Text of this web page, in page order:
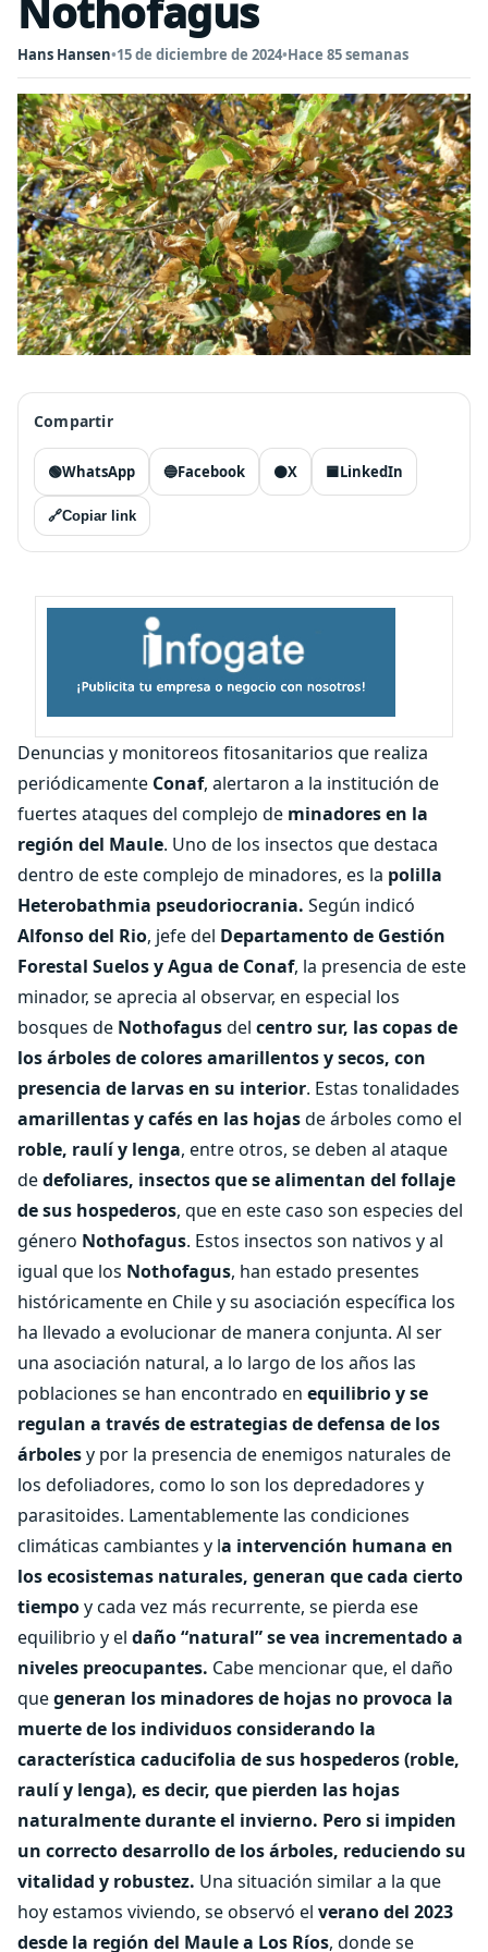
Nothofagus
Hans Hansen•15 de diciembre de 2024•Hace 85 semanas
Compartir
🟢WhatsApp 🔵Facebook ⚫X 🟦LinkedIn
🔗Copiar link
Denuncias y monitoreos fitosanitarios que realiza
periódicamente Conaf, alertaron a la institución de
fuertes ataques del complejo de minadores en la
región del Maule. Uno de los insectos que destaca
dentro de este complejo de minadores, es la polilla
Heterobathmia pseudoriocrania. Según indicó
Alfonso del Rio, jefe del Departamento de Gestión
Forestal Suelos y Agua de Conaf, la presencia de este
minador, se aprecia al observar, en especial los
bosques de Nothofagusdel centro sur, las copas de
los árboles de colores amarillentos y secos, con
presencia de larvas en su interior. Estas tonalidades
amarillentas y cafés en las hojasde árboles como el
roble, raulí y lenga, entre otros, se deben al ataque
dedefoliares, insectos que se alimentan del follaje
de sus hospederos, que en este caso son especies del
género Nothofagus. Estos insectos son nativos y al
igual que los Nothofagus, han estado presentes
históricamente en Chile y su asociación específica los
ha llevado a evolucionar de manera conjunta. Al ser
una asociación natural, a lo largo de los años las
poblaciones se han encontrado en equilibrio y se
regulan a través de estrategias de defensa de los
árbolesy por la presencia de enemigos naturales de
los defoliadores, como lo son los depredadores y
parasitoides. Lamentablemente las condiciones
climáticas cambiantes y la intervención humana en
los ecosistemas naturales, generan que cada cierto
tiempoy cada vez más recurrente, se pierda ese
equilibrio y el daño “natural” se vea incrementado a
niveles preocupantes. Cabe mencionar que, el daño
quegeneran los minadores de hojas no provoca la
muerte de los individuos considerando la
característica caducifolia de sus hospederos (roble,
raulí y lenga), es decir, que pierden las hojas
naturalmente durante el invierno. Pero si impiden
un correcto desarrollo de los árboles, reduciendo su
vitalidad y robustez. Una situación similar a la que
hoy estamos viviendo, se observó el verano del 2023
desde la región del Maule a Los Ríos, donde se